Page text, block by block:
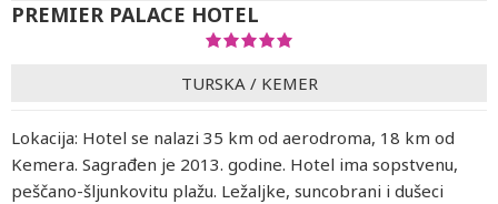
PREMIER PALACE HOTEL
TURSKA / KEMER
Lokacija: Hotel se nalazi 35 km od aerodroma, 18 km od
Kemera. Sagrađen je 2013. godine. Hotel ima sopstvenu,
peščano-šljunkovitu plažu. Ležaljke, suncobrani i dušeci